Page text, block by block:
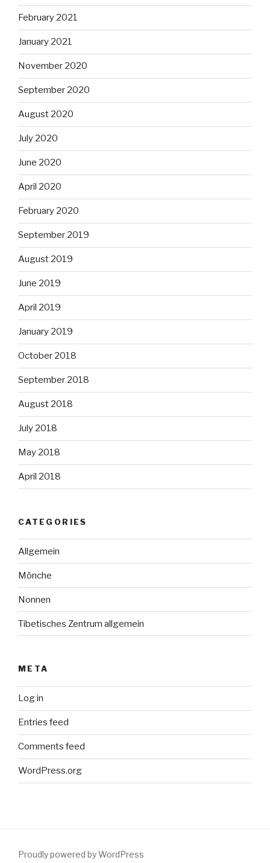
February 2021
January 2021
November 2020
September 2020
August 2020
July 2020
June 2020
April 2020
February 2020
September 2019
August 2019
June 2019
April 2019
January 2019
October 2018
September 2018
August 2018
July 2018
May 2018
April 2018
CATEGORIES
Allgemein
Mönche
Nonnen
Tibetisches Zentrum allgemein
META
Log in
Entries feed
Comments feed
WordPress.org
Proudly powered by WordPress